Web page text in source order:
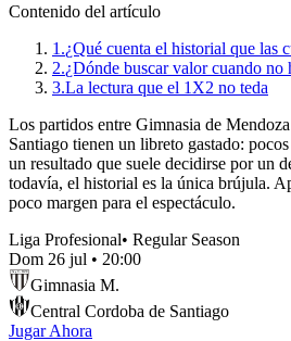
Contenido del artículo
1.¿Qué cuenta el historial que las
2.¿Dónde buscar valor cuando no
3.La lectura que el 1X2 no teda
Los partidos entre Gimnasia de
Santiago tienen un libreto gastado:
un resultado que suele decidirse por un
todavía, el historial es la única brújula.
poco margen para el espectáculo.
Liga Profesional• Regular Season
Dom 26 jul • 20:00
Gimnasia M.
Central Cordoba de Santiago
Jugar Ahora